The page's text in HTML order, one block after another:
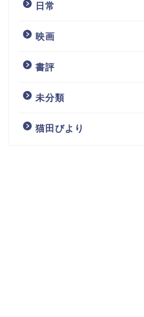
日常
映画
書評
未分類
猫田びより